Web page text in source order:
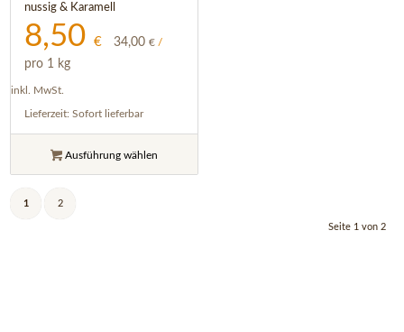
nussig & Karamell
8,50€ 34,00€ /
pro 1 kg
inkl. MwSt.
Lieferzeit:Sofort lieferbar
Ausführung wählen
Seite 1 von 2
1 2